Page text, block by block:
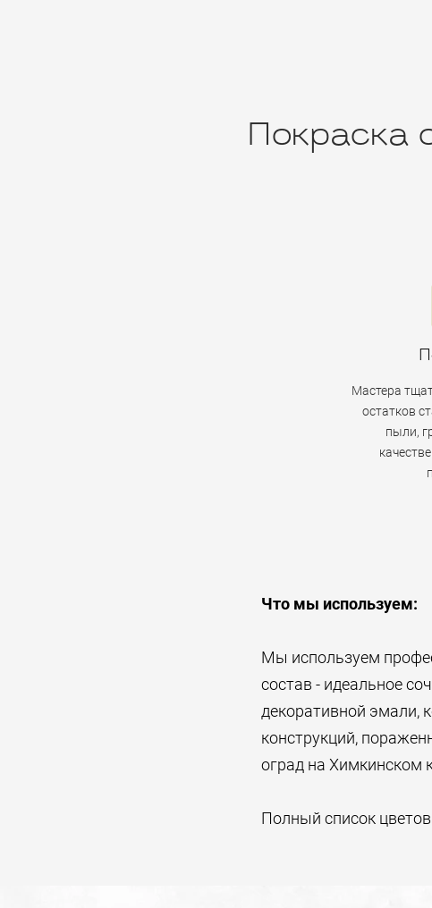
Покраска
Мастера
остатков
пыли,
Что мы используем:
Мы используем
состав - идеальное
декоративной эмали,
конструкций,
оград на Химкинском
Полный список